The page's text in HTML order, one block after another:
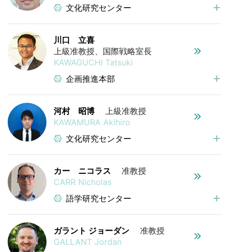
文化研究センター
川口 立喜
上級准教授、国際戦略室長
KAWAGUCHI Tatsuki
企画推進本部
河村 昭博
上級准教授
KAWAMURA Akihiro
文化研究センター
カー ニコラス
准教授
CARR Nicholas
語学研究センター
ガラント ジョーダン
准教授
GALLANT Jordan